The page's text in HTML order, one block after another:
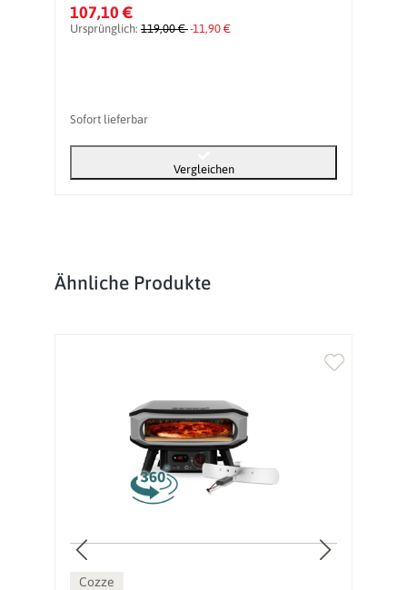
107,10 €
Ursprünglich: 119,00 €-11,90 €
Sofort lieferbar
Vergleichen
Produktgalerie überspringen
Ähnliche Produkte
Cozze